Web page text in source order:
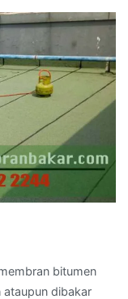
bitumen
ataupun dibakar